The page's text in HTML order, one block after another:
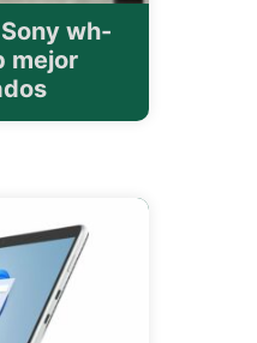
wh-
mejor